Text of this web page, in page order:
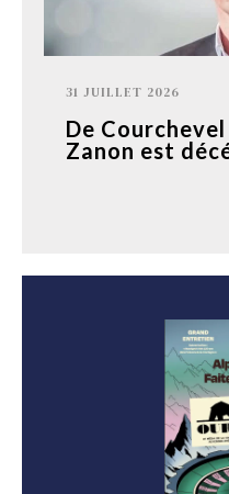
31 JUILLET 2026
De
Zanon est